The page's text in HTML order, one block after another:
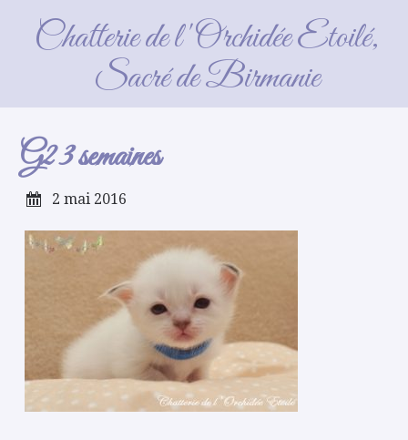
Chatterie de l'Orchidée Etoilé,
Sacré de Birmanie
G2 3 semaines
G2 3 semaines
2 mai 2016